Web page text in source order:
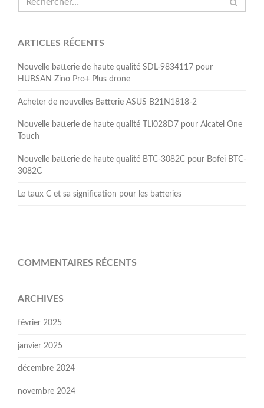
ARTICLES RÉCENTS
Nouvelle batterie de haute qualité SDL-9834117 pour
HUBSAN Zino Pro+ Plus drone
Acheter de nouvelles Batterie ASUS B21N1818-2
Nouvelle batterie de haute qualité TLi028D7 pour Alcatel One
Touch
Nouvelle batterie de haute qualité BTC-3082C pour Bofei BTC-
3082C
Le taux C et sa signification pour les batteries
COMMENTAIRES RÉCENTS
ARCHIVES
février 2025
janvier 2025
décembre 2024
novembre 2024